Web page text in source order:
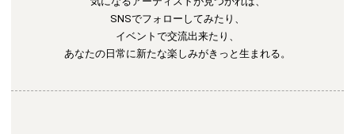
SNSでフォローしてみたり、
イベントで交流出来たり、
あなたの日常に新たな楽しみがきっと生まれる。